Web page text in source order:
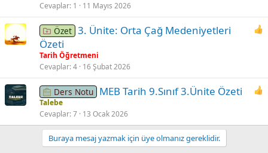
Cevaplar 1 11 Mayıs 2026
Özet 3. Ünite: Orta Çağ Medeniyetleri
Özeti
Tarih Öğretmeni
Cevaplar 4 16 Şubat 2026
Ders Notu MEB Tarih 9.Sınıf 3.Ünite Özeti
Talebe
Cevaplar 7 13 Ocak 2026
Buraya mesaj yazmak için üye olmanız gereklidir.